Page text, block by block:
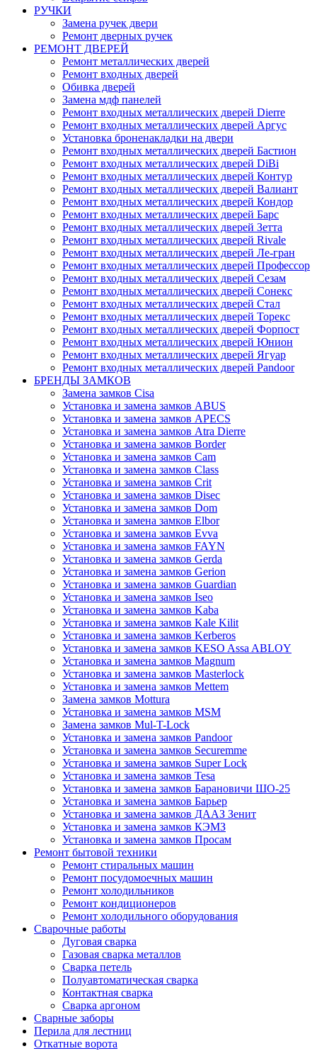
РУЧКИ
Замена ручек двери
Ремонт дверных ручек
РЕМОНТ ДВЕРЕЙ
Ремонт металлических дверей
Ремонт входных дверей
Обивка дверей
Замена мдф панелей
Ремонт входных металлических дверей Dierre
Ремонт входных металлических дверей Аргус
Установка броненакладки на двери
Ремонт входных металлических дверей Бастион
Ремонт входных металлических дверей DiBi
Ремонт входных металлических дверей Контур
Ремонт входных металлических дверей Валиант
Ремонт входных металлических дверей Кондор
Ремонт входных металлических дверей Барс
Ремонт входных металлических дверей Зетта
Ремонт входных металлических дверей Rivale
Ремонт входных металлических дверей Ле-гран
Ремонт входных металлических дверей Профессор
Ремонт входных металлических дверей Сезам
Ремонт входных металлических дверей Сонекс
Ремонт входных металлических дверей Стал
Ремонт входных металлических дверей Торекс
Ремонт входных металлических дверей Форпост
Ремонт входных металлических дверей Юнион
Ремонт входных металлических дверей Ягуар
Ремонт входных металлических дверей Pandoor
БРЕНДЫ ЗАМКОВ
Замена замков Cisa
Установка и замена замков ABUS
Установка и замена замков APECS
Установка и замена замков Atra Dierre
Установка и замена замков Border
Установка и замена замков Cam
Установка и замена замков Class
Установка и замена замков Crit
Установка и замена замков Disec
Установка и замена замков Dom
Установка и замена замков Elbor
Установка и замена замков Evva
Установка и замена замков FAYN
Установка и замена замков Gerda
Установка и замена замков Gerion
Установка и замена замков Guardian
Установка и замена замков Iseo
Установка и замена замков Kaba
Установка и замена замков Kale Kilit
Установка и замена замков Kerberos
Установка и замена замков KESO Assa ABLOY
Установка и замена замков Magnum
Установка и замена замков Masterlock
Установка и замена замков Mettem
Замена замков Mottura
Установка и замена замков MSM
Замена замков Mul-T-Lock
Установка и замена замков Pandoor
Установка и замена замков Securemme
Установка и замена замков Super Lock
Установка и замена замков Tesa
Установка и замена замков Барановичи ШО-25
Установка и замена замков Барьер
Установка и замена замков ДААЗ Зенит
Установка и замена замков КЭМЗ
Установка и замена замков Просам
Ремонт бытовой техники
Ремонт стиральных машин
Ремонт посудомоечных машин
Ремонт холодильников
Ремонт кондиционеров
Ремонт холодильного оборудования
Сварочные работы
Дуговая сварка
Газовая сварка металлов
Сварка петель
Полуавтоматическая сварка
Контактная сварка
Сварка аргоном
Сварные заборы
Перила для лестниц
Откатные ворота